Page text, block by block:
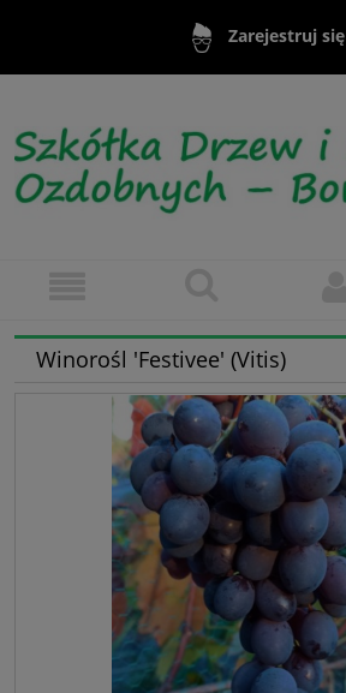
Zarejestruj się
Winorośl 'Festivee' (Vitis)